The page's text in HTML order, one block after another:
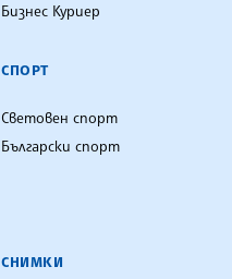
Бизнес Куриер
СПОРТ
Световен спорт
Български спорт
СНИМКИ